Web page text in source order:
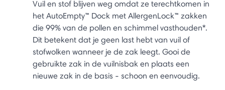
Vuil en stof blijven weg omdat ze terechtkomen in
het AutoEmpty™ Dock met AllergenLock™ zakken
die 99% van de pollen en schimmel vasthouden*.
Dit betekent dat je geen last hebt van vuil of
stofwolken wanneer je de zak leegt. Gooi de
gebruikte zak in de vuilnisbak en plaats een
nieuwe zak in de basis - schoon en eenvoudig.